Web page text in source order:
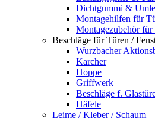
Dichtgummi &
Montagehilfen für
Montagezubehör
Beschläge für Türen /
Wurzbacher
Karcher
Hoppe
Griffwerk
Beschläge f.
Häfele
Leime / Kleber / Schaum